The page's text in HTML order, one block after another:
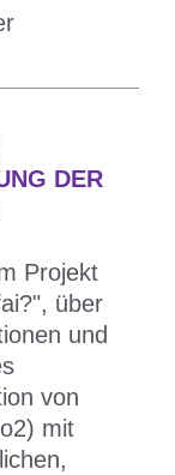
auf
und
des
Wie sehr
wer
wir dafür
im Zelt
aus
über
DER
Projekt
über
und
von
mit